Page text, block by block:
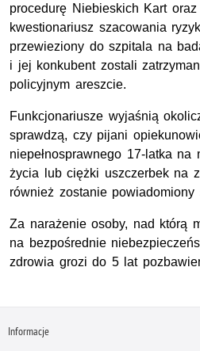
procedurę Niebieskich Kart
kwestionariusz szacowania
przewieziony do szpitala na
i jej konkubent zostali
policyjnym areszcie.
Funkcjonariusze wyjaśnią
sprawdzą, czy pijani
niepełnosprawnego 17-latka na
życia lub ciężki uszczerbek na
również zostanie powiadomiony
Za narażenie osoby, nad którą
na bezpośrednie
zdrowia grozi do 5 lat
Informacje